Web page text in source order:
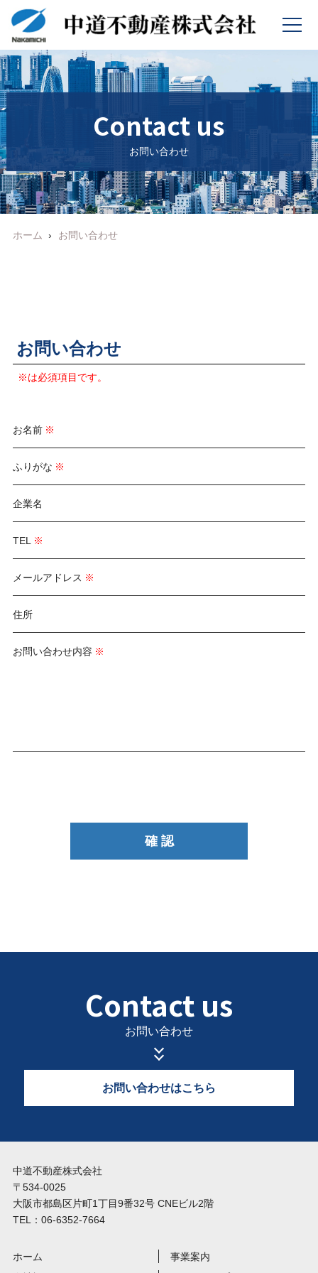
Contact us
お問い合わせ
ホーム お問い合わせ
お問い合わせ
※は必須項目です。
お名前
ふりがな
企業名
TEL
メールアドレス
住所
お問い合わせ内容
Contact us
お問い合わせ
お問い合わせはこちら
中道不動産株式会社
〒534-0025
大阪市都島区片町1丁目9番32号 CNEビル2階
TEL：06-6352-7664
ホーム
事業案内